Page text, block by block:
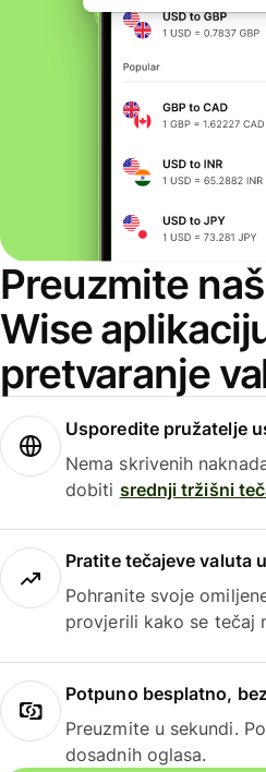
Preuzmite
Wise
pretvaranje
Usporedite pružatelje
Nema skrivenih
dobiti srednji tržišni
Pratite tečajeve valuta
Pohranite svoje
provjerili kako se tečaj
Potpuno besplatno,
Preuzmite u sekundi.
dosadnih oglasa.